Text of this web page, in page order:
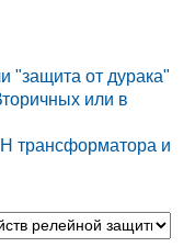
"защита от дурака"
или в
трансформатора и